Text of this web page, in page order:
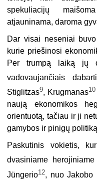
spekuliacijų
atjauninama, daroma
Dar visai neseniai
kurie priešinosi
Per trumpą laiką jų
vadovaujančiais
Stiglitzas9, Krugmanas10
naują ekonomikos
orientuotą, tačiau ir ji
gamybos ir pinigų
Paskutinis vokietis,
dvasiniame
Jüngerio12, nuo Jakobo